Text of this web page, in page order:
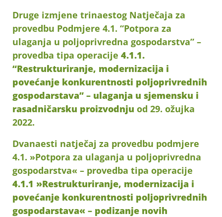
Druge izmjene trinaestog Natječaja za
provedbu Podmjere 4.1. “Potpora za
ulaganja u poljoprivredna gospodarstva” –
provedba tipa operacije 4.1.1.
“Restrukturiranje, modernizacija i
povećanje konkurentnosti poljoprivrednih
gospodarstava” – ulaganja u sjemensku i
rasadničarsku proizvodnju od 29. ožujka
2022.
Dvanaesti natječaj za provedbu podmjere
4.1. »Potpora za ulaganja u poljoprivredna
gospodarstva« – provedba tipa operacije
4.1.1 »Restrukturiranje, modernizacija i
povećanje konkurentnosti poljoprivrednih
gospodarstava« – podizanje novih